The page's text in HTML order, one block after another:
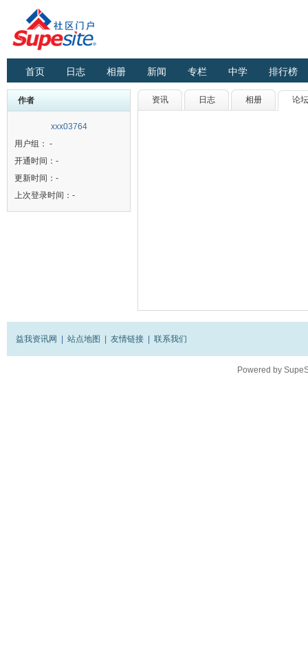
首页 日志 相册 新闻 专栏 中学 排行榜
作者
xxx03764
用户组： -
开通时间：-
更新时间：-
上次登录时间：-
资讯 日志 相册 论坛
益我资讯网 站点地图 友情链接 联系我们
Powered by